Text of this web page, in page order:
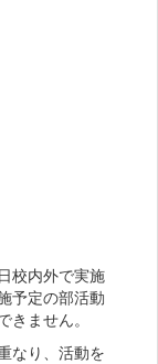
校内外で実施
予定の部活動
きません。
なり、活動を